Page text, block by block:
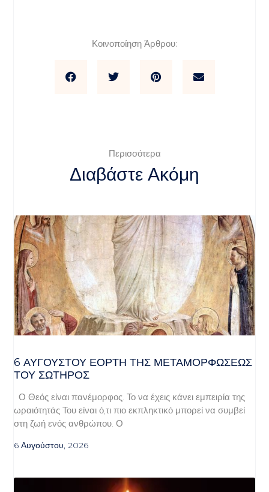
Κοινοποίηση Άρθρου:
Περισσότερα
Διαβάστε Ακόμη
6 ΑΥΓΟΥΣΤΟΥ ΕΟΡΤΗ ΤΗΣ ΜΕΤΑΜΟΡΦΩΣΕΩΣ
ΤΟΥ ΣΩΤΗΡΟΣ
Ο Θεός είναι πανέμορφος. Το να έχεις κάνει εμπειρία της
ωραιότητάς Του είναι ό,τι πιο εκπληκτικό μπορεί να συμβεί
στη ζωή ενός ανθρώπου. Ο
6 Αυγούστου, 2026